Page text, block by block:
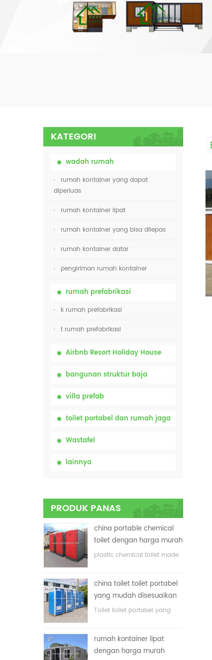
KATEGORI
wadah rumah
rumah kontainer yang dapat
diperluas
rumah kontainer lipat
rumah kontainer yang bisa dilepas
rumah kontainer datar
pengiriman rumah kontainer
rumah prefabrikasi
k rumah prefabrikasi
t rumah prefabrikasi
Airbnb Resort Holiday House
bangunan struktur baja
villa prefab
toilet portabel dan rumah jaga
Wastafel
lainnya
PRODUK PANAS
china portable chemical
toilet dengan harga murah
plastic chemical toilet made
china toilet toilet portabel
yang mudah disesuaikan
untuk lokasi konstruksi
Toilet toilet portabel yang
rumah kontainer lipat
dengan harga murah